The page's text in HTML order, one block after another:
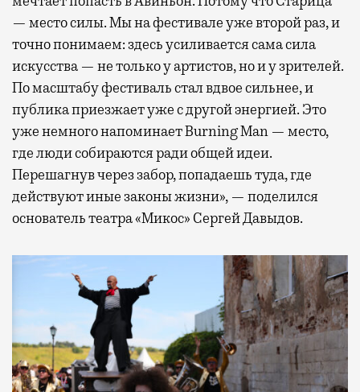
— место силы. Мы на фестивале уже второй раз, и
точно понимаем: здесь усиливается сама сила
искусства — не только у артистов, но и у зрителей.
По масштабу фестиваль стал вдвое сильнее, и
публика приезжает уже с другой энергией. Это
уже немного напоминает Burning Man — место,
где люди собираются ради общей идеи.
Перешагнув через забор, попадаешь туда, где
действуют иные законы жизни», — поделился
основатель театра «Микос» Сергей Давыдов.